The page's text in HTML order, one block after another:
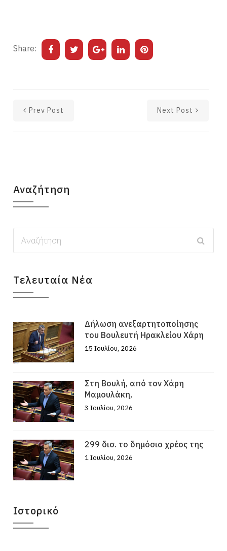
Share:
Prev Post Next Post
Αναζήτηση
Τελευταία Νέα
Δήλωση ανεξαρτητοποίησης
του Βουλευτή Ηρακλείου Χάρη
15 Ιουλίου, 2026
Στη Βουλή, από τον Χάρη
Μαμουλάκη,
3 Ιουλίου, 2026
299 δισ. το δημόσιο χρέος της
1 Ιουλίου, 2026
Ιστορικό